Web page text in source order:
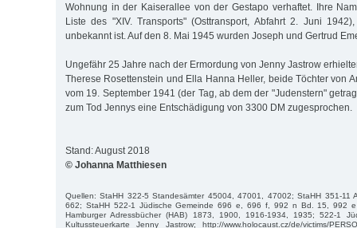
Wohnung in der Kaiserallee von der Gestapo verhaftet. Ihre
Liste des "XIV. Transports" (Osttransport, Abfahrt 2. Juni
unbekannt ist. Auf den 8. Mai 1945 wurden Joseph und Gertrud
Ungefähr 25 Jahre nach der Ermordung von Jenny Jastrow
Therese Rosettenstein und Ella Hanna Heller, beide Töchter von
vom 19. September 1941 (der Tag, ab dem der "Judenstern"
zum Tod Jennys eine Entschädigung von 3300 DM zugesprochen.
Stand: August 2018
© Johanna Matthiesen
Quellen: StaHH 322-5 Standesämter 45004, 47001, 47002; StaHH 351-11
662; StaHH 522-1 Jüdische Gemeinde 696 e, 696 f, 992 n Bd. 15, 992
Hamburger Adressbücher (HAB) 1873, 1900, 1916-1934, 1935; 522-1
Kultussteuerkarte Jenny Jastrow; http://www.holocaust.cz/de/victims/